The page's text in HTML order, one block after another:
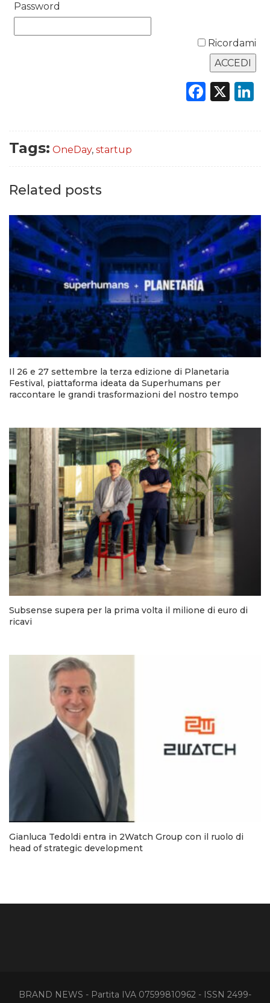
NORMATIVE
TREND
Password
Ricordami
X
Tags: OneDay, startup
Related posts
Il 26 e 27 settembre la terza edizione di Planetaria
Festival, piattaforma ideata da Superhumans per
raccontare le grandi trasformazioni del nostro tempo
Subsense supera per la prima volta il milione di euro di
ricavi
Gianluca Tedoldi entra in 2Watch Group con il ruolo di
head of strategic development
BRAND NEWS - Partita IVA 07599810962 - ISSN 2499-